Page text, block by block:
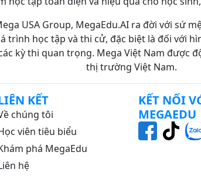
7
22
58
45
USA Group, MegaEdu.AI ra đời với sứ
trình học tập và thi cử, đặc biệt là đối với
kỳ thi quan trọng. Mega Việt Nam được
thị trường Việt Nam.
KẾT
chúng tôi
viên tiêu biểu
phá MegaEdu
hệ
KẾT NỐI
MEGAEDU